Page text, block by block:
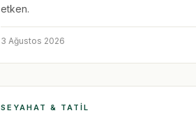
etken.
3 Ağustos 2026
SEYAHAT & TATIL